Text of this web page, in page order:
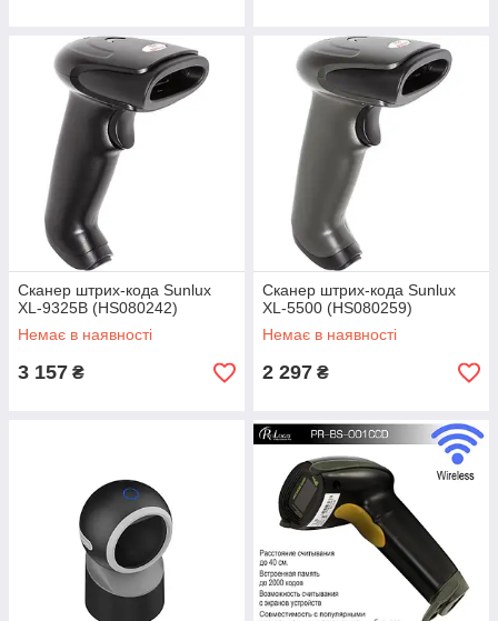
Сканер штрих-кода Sunlux
XL-9325B (HS080242)
Немає в наявності
3 157 ₴
Сканер штрих-кода Sunlux
XL-5500 (HS080259)
Немає в наявності
2 297 ₴